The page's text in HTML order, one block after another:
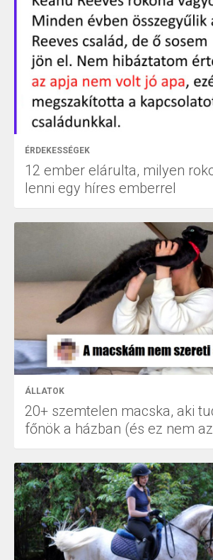
ÉRDEKESSÉGEK
12 ember elárulta, milyen
lenni egy híres emberrel
ÁLLATOK
20+ szemtelen macska, aki
főnök a házban (és ez nem